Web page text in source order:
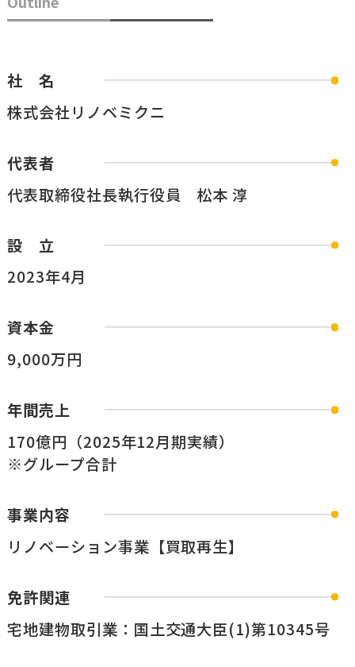
社 名
株式会社リノベミクニ
代表者
代表取締役社長執行役員 松本 淳
設 立
2023年4月
資本金
9,000万円
年間売上
170億円（2025年12月期実績）
※グループ合計
事業内容
リノベーション事業【買取再生】
免許関連
宅地建物取引業：国土交通大臣(1)第10345号